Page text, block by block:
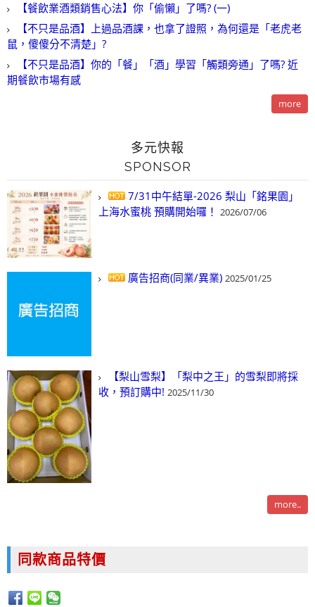
【餐飲業酒類銷售心法】你「偷懶」了嗎? (一)
【不只是品酒】上過品酒課，也拿了證照，為何還是「老虎老
鼠，傻傻分不清楚」?
【不只是品酒】你的「餐」「酒」學習「觸類旁通」了嗎? 近
期餐飲市場有感
more
多元快報
SPONSOR
7/31中午結單-2026 梨山「銘果園」
上海水蜜桃 預購開始囉！ 2026/07/06
廣告招商(同業/異業) 2025/01/25
【梨山雪梨】「梨中之王」的雪梨即將採
收，預訂購中! 2025/11/30
more..
同款商品特價